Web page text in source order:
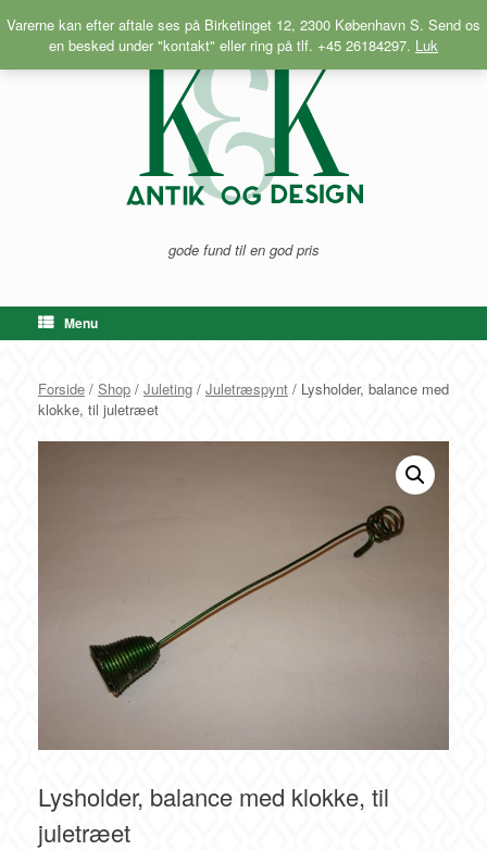
Varerne kan efter aftale ses på Birketinget 12, 2300 København S. Send os
en besked under "kontakt" eller ring på tlf. +45 26184297. Luk
til
gode fund til en god pris
Menu
Forside / Shop / Juleting / Juletræspynt / Lysholder, balance med
klokke, til juletræet
Lysholder, balance med klokke, til
juletræet